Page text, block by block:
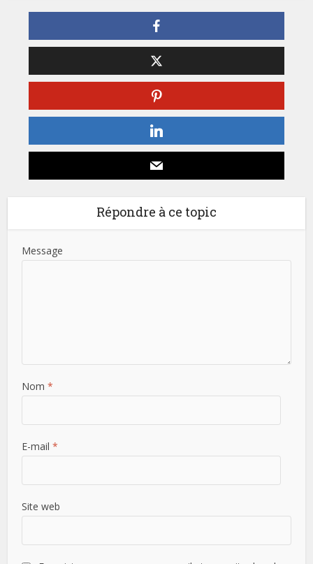
Répondre à ce topic
Message
Nom*
E-mail*
Site web